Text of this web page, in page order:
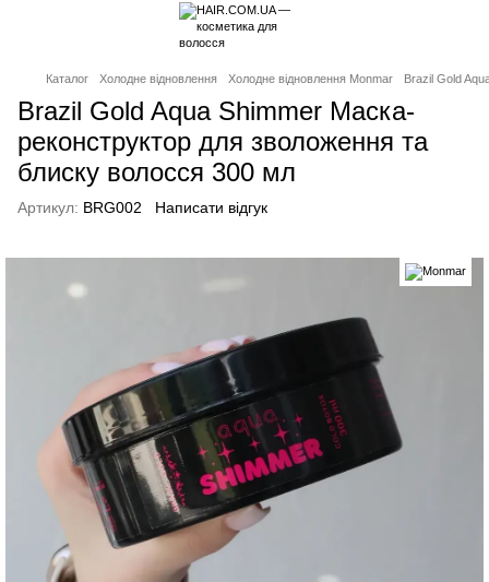
Каталог Холодне відновлення Холодне відновлення Monmar Brazil Gold
Brazil Gold Aqua Shimmer Маска-
реконструктор для зволоження та
блиску волосся 300 мл
Артикул: BRG002 Написати відгук